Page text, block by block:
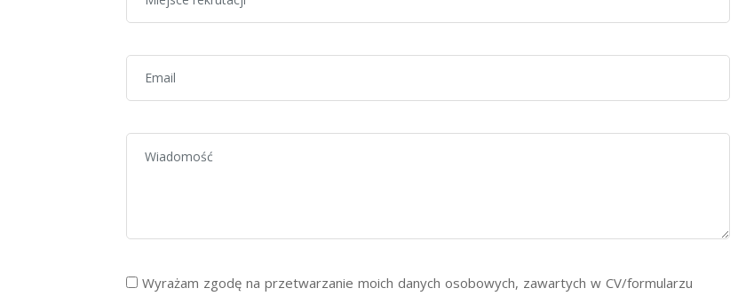
Wyrażam zgodę na przetwarzanie moich danych osobowych, zawartych w CV/formularzu